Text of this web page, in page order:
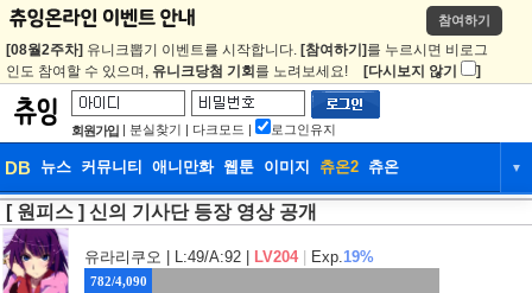
참여하기
[08월2주차] 유니크뽑기 이벤트를 시작합니다. [참여하기] 를 누르시면 비로그
인도 참여할 수 있으며, 유니크당첨 기회 를 노려보세요! [다시보지 않기 ]
회원가입 | 분실찾기 | 다크모드 | 로그인유지
DB 뉴스 커뮤니티 애니만화 웹툰 이미지 츄온2 츄온 ▼
DB 뉴스 커뮤니티
웹툰 이미지 츄온2
[ 원피스 ] 신의 기사단 등장 영상 공개
유라리쿠오 | L:49/A:92 | LV204 Exp.19%
782/4,090